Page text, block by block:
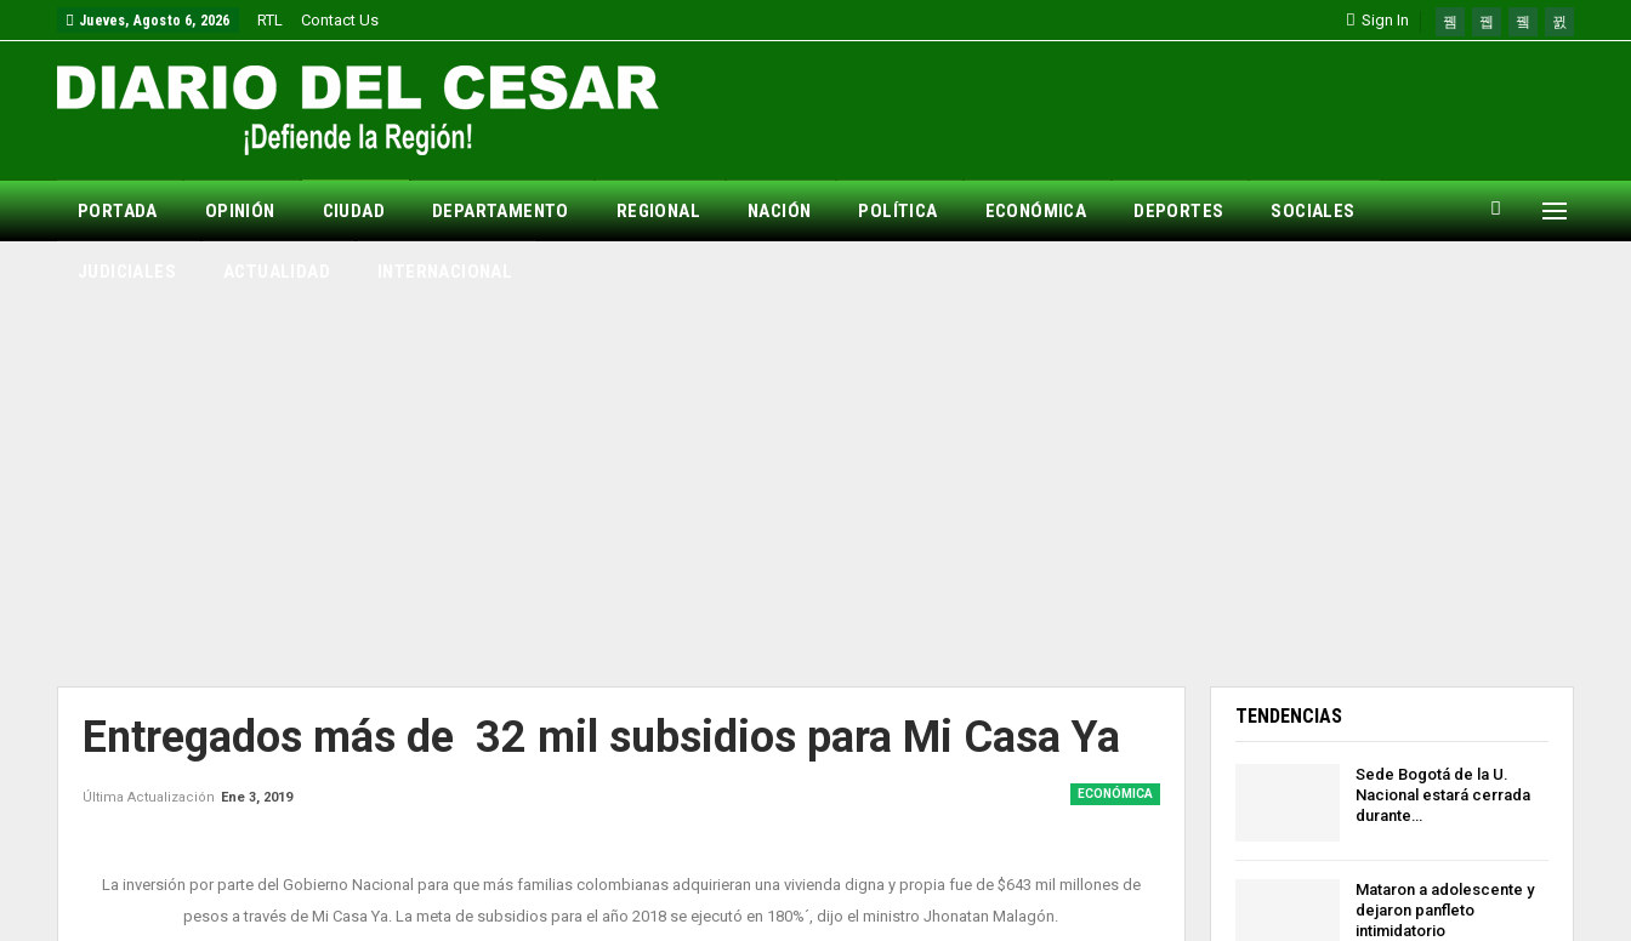
Sign In
Jueves, Agosto 6, 2026 RTL Contact Us
PORTADA OPINIÓN CIUDAD DEPARTAMENTO REGIONAL NACIÓN POLÍTICA ECONÓMICA DEPORTES SOCIALES
Entregados más de 32 mil subsidios para Mi Casa Ya
ECONÓMICA
Última Actualización Ene 3, 2019
La inversión por parte del Gobierno Nacional para que más familias colombianas adquirieran una vivienda digna y propia fue de $643 mil millones de
pesos a través de Mi Casa Ya. La meta de subsidios para el año 2018 se ejecutó en 180%´, dijo el ministro Jhonatan Malagón.
TENDENCIAS
Sede Bogotá de la U.
Nacional estará cerrada
durante…
Mataron a adolescente y
dejaron panfleto
intimidatorio